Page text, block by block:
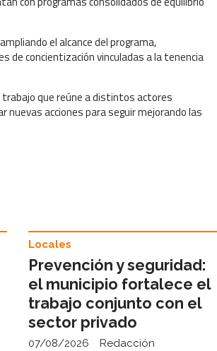
el alcance del programa,
de concientización vinculadas a la tenencia
trabajo que reúne a distintos actores
acciones para seguir mejorando las
Prevención y seguridad:
el municipio fortalece el
trabajo conjunto con el
sector privado
Redacción
Locales
07/08/2026